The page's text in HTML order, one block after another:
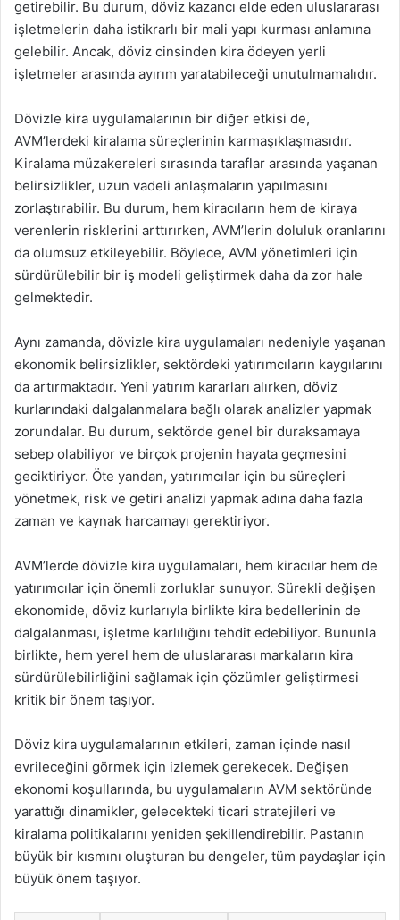
getirebilir. Bu durum, döviz kazancı elde eden uluslararası
işletmelerin daha istikrarlı bir mali yapı kurması anlamına
gelebilir. Ancak, döviz cinsinden kira ödeyen yerli
işletmeler arasında ayırım yaratabileceği unutulmamalıdır.
Dövizle kira uygulamalarının bir diğer etkisi de,
AVM’lerdeki kiralama süreçlerinin karmaşıklaşmasıdır.
Kiralama müzakereleri sırasında taraflar arasında yaşanan
belirsizlikler, uzun vadeli anlaşmaların yapılmasını
zorlaştırabilir. Bu durum, hem kiracıların hem de kiraya
verenlerin risklerini arttırırken, AVM’lerin doluluk oranlarını
da olumsuz etkileyebilir. Böylece, AVM yönetimleri için
sürdürülebilir bir iş modeli geliştirmek daha da zor hale
gelmektedir.
Aynı zamanda, dövizle kira uygulamaları nedeniyle yaşanan
ekonomik belirsizlikler, sektördeki yatırımcıların kaygılarını
da artırmaktadır. Yeni yatırım kararları alırken, döviz
kurlarındaki dalgalanmalara bağlı olarak analizler yapmak
zorundalar. Bu durum, sektörde genel bir duraksamaya
sebep olabiliyor ve birçok projenin hayata geçmesini
geciktiriyor. Öte yandan, yatırımcılar için bu süreçleri
yönetmek, risk ve getiri analizi yapmak adına daha fazla
zaman ve kaynak harcamayı gerektiriyor.
AVM’lerde dövizle kira uygulamaları, hem kiracılar hem de
yatırımcılar için önemli zorluklar sunuyor. Sürekli değişen
ekonomide, döviz kurlarıyla birlikte kira bedellerinin de
dalgalanması, işletme karlılığını tehdit edebiliyor. Bununla
birlikte, hem yerel hem de uluslararası markaların kira
sürdürülebilirliğini sağlamak için çözümler geliştirmesi
kritik bir önem taşıyor.
Döviz kira uygulamalarının etkileri, zaman içinde nasıl
evrileceğini görmek için izlemek gerekecek. Değişen
ekonomi koşullarında, bu uygulamaların AVM sektöründe
yarattığı dinamikler, gelecekteki ticari stratejileri ve
kiralama politikalarını yeniden şekillendirebilir. Pastanın
büyük bir kısmını oluşturan bu dengeler, tüm paydaşlar için
büyük önem taşıyor.